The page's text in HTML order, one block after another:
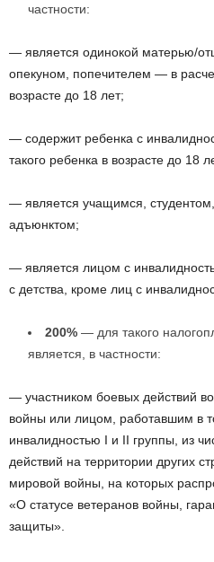
частности:
— является одинокой матерью/
опекуном, попечителем — в
возрасте до 18 лет;
— содержит ребенка с
такого ребенка в возрасте до 18
— является учащимся,
адъюнктом;
— является лицом с
с детства, кроме лиц с
200% — для такого
является, в частности:
— участником боевых действий
войны или лицом, работавшим в
инвалидностью I и II группы, из
действий на территории других
мировой войны, на которых
«О статусе ветеранов войны,
защиты».